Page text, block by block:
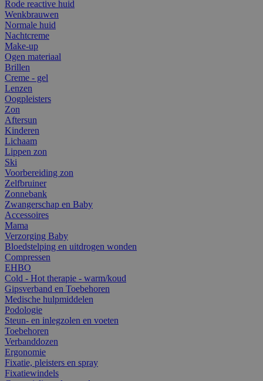
Rode reactive huid
Wenkbrauwen
Normale huid
Nachtcreme
Make-up
Ogen materiaal
Brillen
Creme - gel
Lenzen
Oogpleisters
Zon
Aftersun
Kinderen
Lichaam
Lippen zon
Ski
Voorbereiding zon
Zelfbruiner
Zonnebank
Zwangerschap en Baby
Accessoires
Mama
Verzorging Baby
Bloedstelping en uitdrogen wonden
Compressen
EHBO
Cold - Hot therapie - warm/koud
Gipsverband en Toebehoren
Medische hulpmiddelen
Podologie
Steun- en inlegzolen en voeten
Toebehoren
Verbanddozen
Ergonomie
Fixatie, pleisters en spray
Fixatiewindels